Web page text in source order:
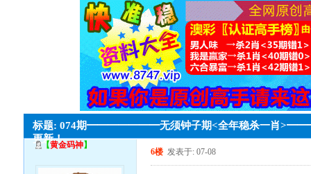
标题: 074期━━━━━━━无须钟子期<全年稳杀一肖
更新！
【黄金码神】
6楼 发表于: 07-08